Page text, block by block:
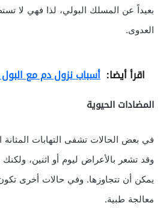
بعيداً عن المسلك البولي، لذا فهي لا
العدوى.
اقرأ أيضا: أسباب نزول دم مع البول
المضادات الحيوية
في بعض الحالات تشفى التهابات المثانة
وقد تشعر بالأعراض ليوم أو اثنين،
يمكن أن تتجاوزها. وفي حالات أخرى
معالجة طبية.